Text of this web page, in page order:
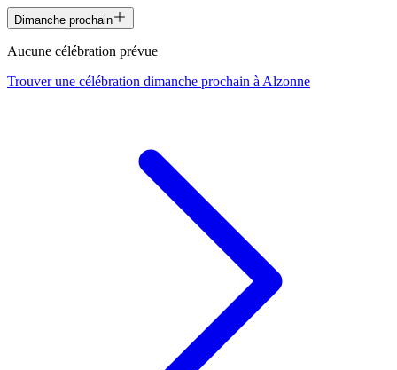
Dimanche prochain
Aucune célébration prévue
Trouver une célébration dimanche prochain à Alzonne